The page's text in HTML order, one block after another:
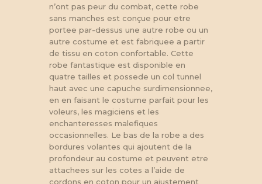
n’ont pas peur du combat, cette robe
sans manches est conçue pour etre
portee par-dessus une autre robe ou un
autre costume et est fabriquee a partir
de tissu en coton confortable. Cette
robe fantastique est disponible en
quatre tailles et possede un col tunnel
haut avec une capuche surdimensionnee,
en en faisant le costume parfait pour les
voleurs, les magiciens et les
enchanteresses malefiques
occasionnelles. Le bas de la robe a des
bordures volantes qui ajoutent de la
profondeur au costume et peuvent etre
attachees sur les cotes a l’aide de
cordons en coton pour un ajustement